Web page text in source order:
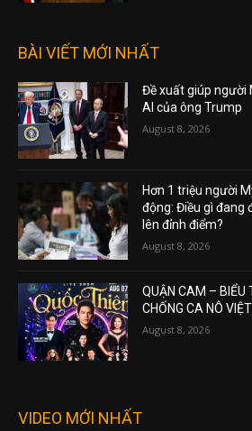
BÀI VIẾT MỚI NHẤT
Đề xuất giúp người
AI của ông Trump
August 8, 2026
Hơn 1 triệu người
động: Điều gì đang
lên đỉnh điểm?
August 8, 2026
QUẬN CAM – BIỂU
CHỐNG CA NÔ
August 8, 2026
VIDEO MỚI NHẤT